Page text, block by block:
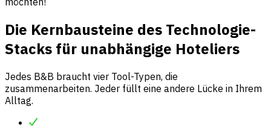
Die Kernbausteine des Technologie-
Stacks für unabhängige Hoteliers
Jedes B&B braucht vier Tool-Typen, die
zusammenarbeiten. Jeder füllt eine andere Lücke in Ihrem
Alltag.